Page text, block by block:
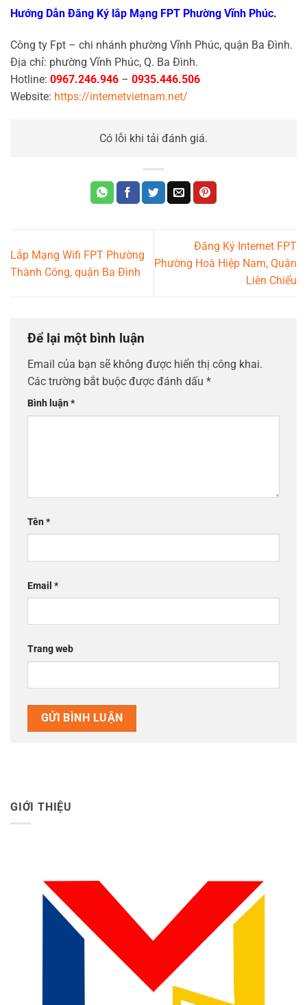
Hướng Dẫn Đăng Ký lắp Mạng FPT Phường Vĩnh Phúc.
Công ty Fpt – chi nhánh phường Vĩnh Phúc, quận Ba Đình.
Địa chỉ: phường Vĩnh Phúc, Q. Ba Đình.
Hotline: 0967.246.946 – 0935.446.506
Website: https://internetvietnam.net/
Có lỗi khi tải đánh giá.
Lắp Mạng Wifi FPT Phường
Thành Công, quận Ba Đình
Đăng Ký Internet FPT
Phường Hoà Hiệp Nam, Quận
Liên Chiểu
Để lại một bình luận
Email của bạn sẽ không được hiển thị công khai.
Các trường bắt buộc được đánh dấu *
Bình luận*
Tên*
Email *
Trang web
GIỚI THIỆU